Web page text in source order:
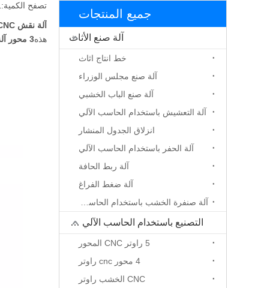
تصفح الكمية:
آلة نقش CNC
هذه3 محور آلة نقش cnc
جميع المنتجات
آلة صنع الأثاث
خط انتاج اثاث
آلة صنع مجلس الوزراء
آلة صنع الباب الخشبي
آلة التعشيش باستخدام الحاسب الآلي
انزلاق الجدول المنشار
آلة الحفر باستخدام الحاسب الآلي
آلة ربط الحافة
آلة ضغط الفراغ
التصنيع باستخدام الحاسب الآلي جهاز التوجيه
5 راوتر CNC المحور
4 محور cnc راوتر
CNC الخشب راوتر